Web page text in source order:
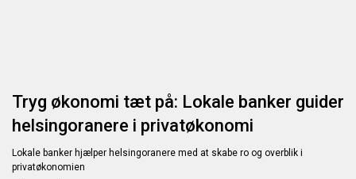
Tryg økonomi tæt på: Lokale banker guider
helsingoranere i privatøkonomi
Lokale banker hjælper helsingoranere med at skabe ro og overblik i
privatøkonomien